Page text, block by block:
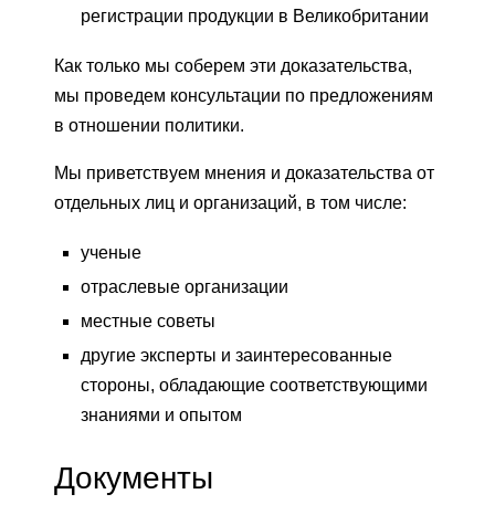
регистрации продукции в Великобритании
Как только мы соберем эти доказательства,
мы проведем консультации по предложениям
в отношении политики.
Мы приветствуем мнения и доказательства от
отдельных лиц и организаций, в том числе:
ученые
отраслевые организации
местные советы
другие эксперты и заинтересованные
стороны, обладающие соответствующими
знаниями и опытом
Документы